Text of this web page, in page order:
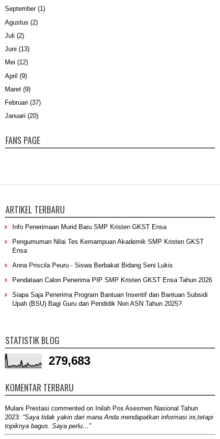
September(1)
Agustus (2)
Juli (2)
Juni (13)
Mei (12)
April (9)
Maret (9)
Februari (37)
Januari (20)
FANS PAGE
ARTIKEL TERBARU
Info Penerimaan Murid Baru SMP Kristen GKST Ensa
Pengumuman Nilai Tes Kemampuan Akademik SMP Kristen GKST
Ensa
Anna Priscila Peuru - Siswa Berbakat Bidang Seni Lukis
Pendataan Calon Penerima PIP SMP Kristen GKST Ensa Tahun 2026
Siapa Saja Penerima Program Bantuan Insentif dan Bantuan Subsidi
Upah (BSU) Bagi Guru dan Pendidik Non ASN Tahun 2025?
STATISTIK BLOG
279,683
KOMENTAR TERBARU
Mulani Prestasi commented on Inilah Pos Asesmen Nasional Tahun
2023: “Saya tidak yakin dari mana Anda mendapatkan informasi ini,tetapi
topiknya bagus. Saya perlu…”